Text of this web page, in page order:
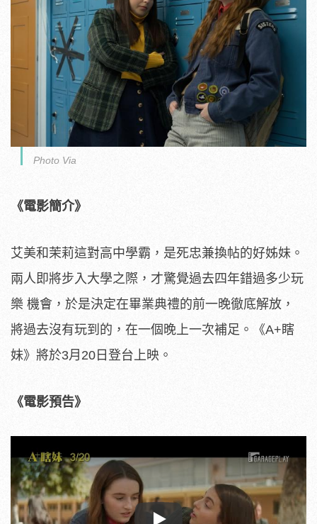
Photo Via
《電影簡介》
艾美和茉莉這對高中學霸，是死忠兼換帖的好姊妹。
兩人即將步入大學之際，才驚覺過去四年錯過多少玩
樂 機會，於是決定在畢業典禮的前一晚徹底解放，
將過去沒有玩到的， 在一個晚上一次補足。《A+瞎
妹》將於3月20日登台上映。
《電影預告》